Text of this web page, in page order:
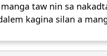
taw nin sa
kagina silan a